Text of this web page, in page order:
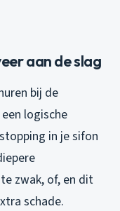
aan de slag
bij de
logische
in je sifon
zwak, of, en dit
schade.